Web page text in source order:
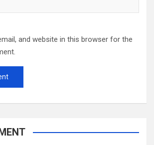
and website in this browser for the